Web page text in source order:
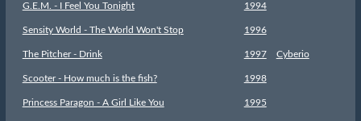
G.E.M. - I Feel You Tonight 1994
Sensity World - The World Won't Stop 1996
The Pitcher - Drink 1997 Cyberio
Scooter - How much is the fish? 1998
Princess Paragon - A Girl Like You 1995